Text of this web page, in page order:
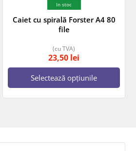
In stoc
Caiet cu spirală Forster A4 80
file
23,50 lei
(cu TVA)
Selectează opțiunile